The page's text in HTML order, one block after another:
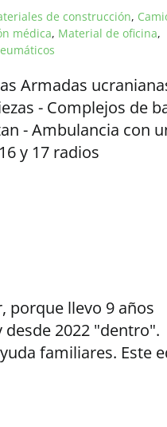
de construcción,
médica, Material de oficina,
Armadas
- Complejos de
- Ambulancia con
y 17 radios
porque llevo 9 años
2022 "dentro".
familiares. Este